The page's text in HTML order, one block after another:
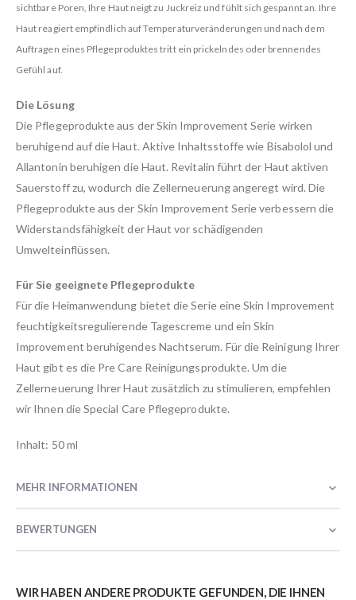
sichtbare Poren, Ihre Haut neigt zu Juckreiz und fühlt sich gespannt an. Ihre
Haut reagiert empfindlich auf Temperaturveränderungen und nach dem
Auftragen eines Pflegeproduktes tritt ein prickelndes oder brennendes
Gefühl auf.
Die Lösung
Die Pflegeprodukte aus der Skin Improvement Serie wirken
beruhigend auf die Haut. Aktive Inhaltsstoffe wie Bisabolol und
Allantonin beruhigen die Haut. Revitalin führt der Haut aktiven
Sauerstoff zu, wodurch die Zellerneuerung angeregt wird. Die
Pflegeprodukte aus der Skin Improvement Serie verbessern die
Widerstandsfähigkeit der Haut vor schädigenden
Umwelteinflüssen.
Für Sie geeignete Pflegeprodukte
Für die Heimanwendung bietet die Serie eine Skin Improvement
feuchtigkeitsregulierende Tagescreme und ein Skin
Improvement beruhigendes Nachtserum. Für die Reinigung Ihrer
Haut gibt es die Pre Care Reinigungsprodukte. Um die
Zellerneuerung Ihrer Haut zusätzlich zu stimulieren, empfehlen
wir Ihnen die Special Care Pflegeprodukte.
Inhalt: 50 ml
MEHR INFORMATIONEN
BEWERTUNGEN
WIR HABEN ANDERE PRODUKTE GEFUNDEN, DIE IHNEN